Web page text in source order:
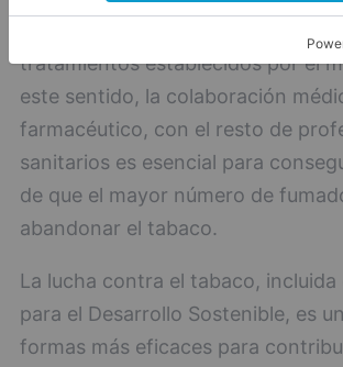
tratamientos establecidos por el
este sentido, la colaboración
farmacéutico, con el resto de
sanitarios es esencial para
de que el mayor número de
abandonar el tabaco.
La lucha contra el tabaco, incluida
para el Desarrollo Sostenible, es
formas más eficaces para